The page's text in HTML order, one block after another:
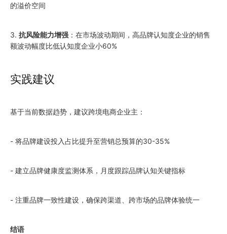
的溢价空间
3. 抗风险能力增强 ：在市场波动期间，高品牌认知度企业的销售
额波动幅度比低认知度企业小60%
实践建议
基于当前数据趋势，建议跨境电商企业主：
- 将品牌建设投入占比提升至营销总预算的30-35%
- 建立品牌健康度监测体系，月度跟踪品牌认知关键指标
- 注重品牌一致性建设，确保跨渠道、跨市场的品牌体验统一
结语